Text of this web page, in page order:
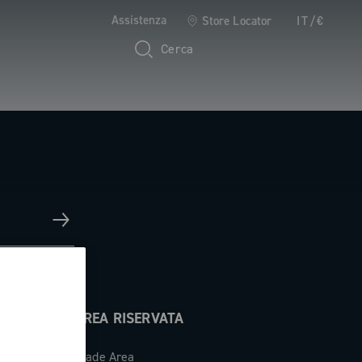
Assistenza Store Locator IT/€
Cerca
AREA RISERVATA
Trade Area